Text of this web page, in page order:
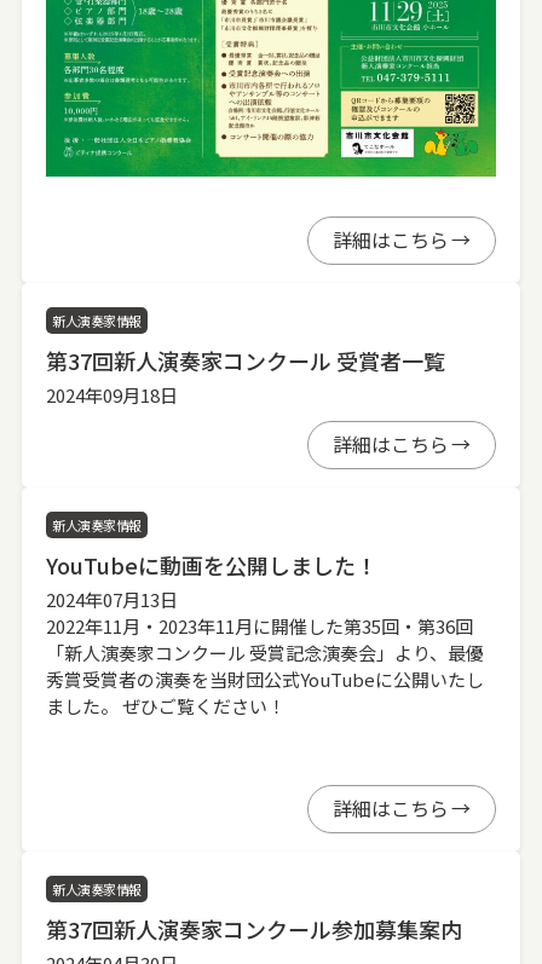
詳細はこちら
新人演奏家情報
第37回新人演奏家コンクール 受賞者一覧
2024年09月18日
詳細はこちら
新人演奏家情報
YouTubeに動画を公開しました！
2024年07月13日
2022年11月・2023年11月に開催した第35回・第36回
「新人演奏家コンクール 受賞記念演奏会」より、最優
秀賞受賞者の演奏を当財団公式YouTubeに公開いたし
ました。 ぜひご覧ください！
詳細はこちら
新人演奏家情報
第37回新人演奏家コンクール参加募集案内